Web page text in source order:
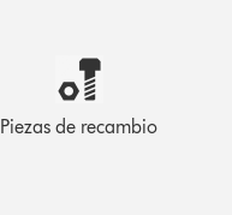
Piezas de recambio